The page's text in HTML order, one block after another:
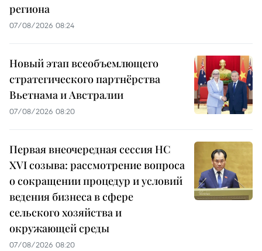
региона
07/08/2026 08:24
Новый этап всеобъемлющего
стратегического партнёрства
Вьетнама и Австралии
07/08/2026 08:20
Первая внеочередная сессия НС
XVI созыва: рассмотрение вопроса
о сокращении процедур и условий
ведения бизнеса в сфере
сельского хозяйства и
окружающей среды
07/08/2026 08:20